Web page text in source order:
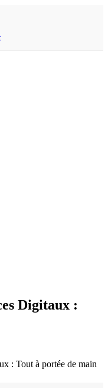
Digitaux :
: Tout à portée de main